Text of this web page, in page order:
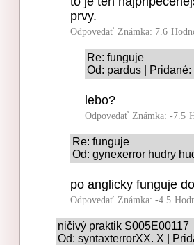
prvy.
Odpovedať Známka: 7.6
Re: funguje
Od: pardus |
lebo?
Odpovedať Známka: -7.5
Re: funguje
Od: gynexerror hudry
po anglicky funguje
Odpovedať Známka: -4.5
ničivý praktik S005E00117
Od: syntaxterrorXX. X |